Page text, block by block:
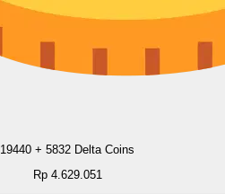
19440 + 5832 Delta Coins
Rp 4.629.051